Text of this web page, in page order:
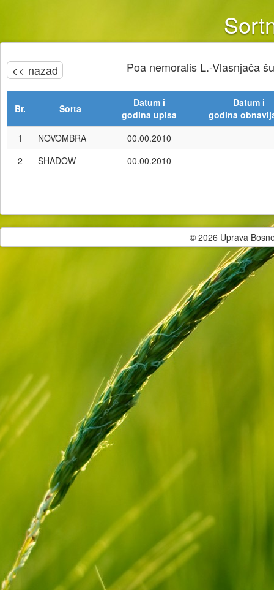
<< nazad Poa nemoralis L.-Vlasnjača
Br. Sorta
Datum i
godina upisa
Datum i
godina
1
NOVOMBRA
00.00.2010
2
SHADOW 00.00.2010
© 2026 Uprava